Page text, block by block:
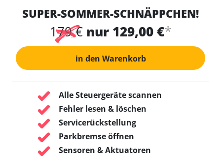
SUPER-SOMMER-SCHNÄPPCHEN!
179 € nur 129,00 €*
in den Warenkorb
Alle Steuergeräte scannen
Fehler lesen & löschen
Servicerückstellung
Parkbremse öffnen
Sensoren & Aktuatoren